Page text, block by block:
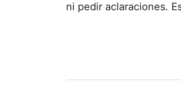
ni pedir aclaraciones.